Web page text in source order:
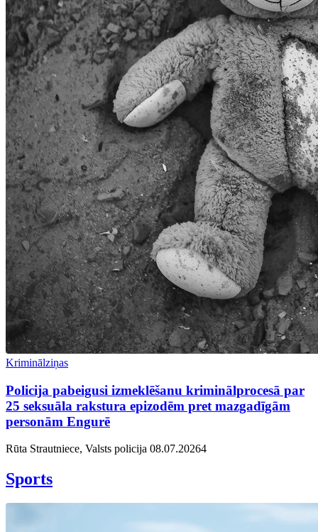
Kriminālziņas
Policija pabeigusi izmeklēšanu kriminālprocesā par
25 seksuāla rakstura epizodēm pret mazgadīgām
personām Engurē
Rūta Strautniece, Valsts policija 08.07.20264
Sports